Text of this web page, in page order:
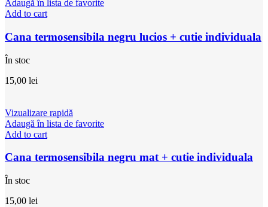
Adaugă în lista de favorite
Add to cart
Cana termosensibila negru lucios + cutie individuala
În stoc
15,00 lei
Vizualizare rapidă
Adaugă în lista de favorite
Add to cart
Cana termosensibila negru mat + cutie individuala
În stoc
15,00 lei